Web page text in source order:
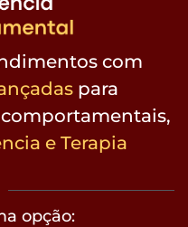
com
para
e Terapia
opção: